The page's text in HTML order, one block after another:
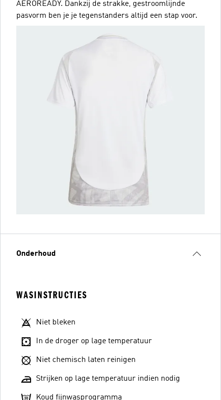
AEROREADY. Dankzij de strakke, gestroomlijnde
pasvorm ben je je tegenstanders altijd een stap voor.
Onderhoud
WASINSTRUCTIES
Niet bleken
In de droger op lage temperatuur
Niet chemisch laten reinigen
Strijken op lage temperatuur indien nodig
Koud fijnwasprogramma